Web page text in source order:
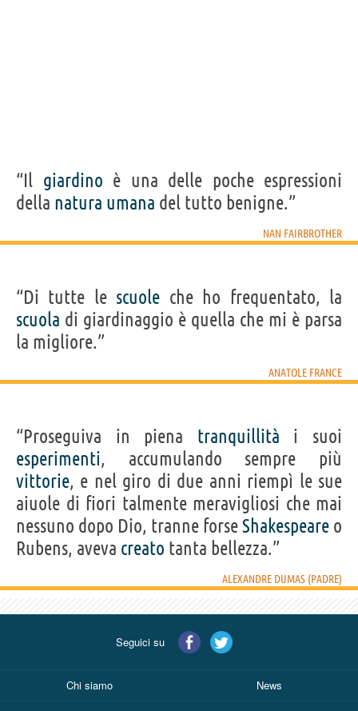
“Il giardino è una delle poche espressioni
della natura umana del tutto benigne.”
NAN FAIRBROTHER
“Di tutte le scuole che ho frequentato, la
scuola di giardinaggio è quella che mi è parsa
la migliore.”
ANATOLE FRANCE
“Proseguiva in piena tranquillità i suoi
esperimenti, accumulando sempre più
vittorie, e nel giro di due anni riempì le sue
aiuole di fiori talmente meravigliosi che mai
nessuno dopo Dio, tranne forseShakespeare o
Rubens, aveva creato tanta bellezza.”
ALEXANDRE DUMAS (PADRE)
Seguici su
Chi siamo News